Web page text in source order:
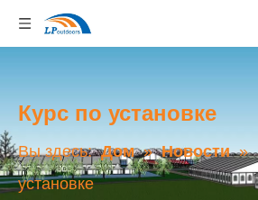
Курс по установке
Вы здесь: Дом » Новости »
установке